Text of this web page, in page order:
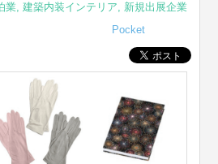
業, 建築内装インテリア, 新規出展企業
Pocket